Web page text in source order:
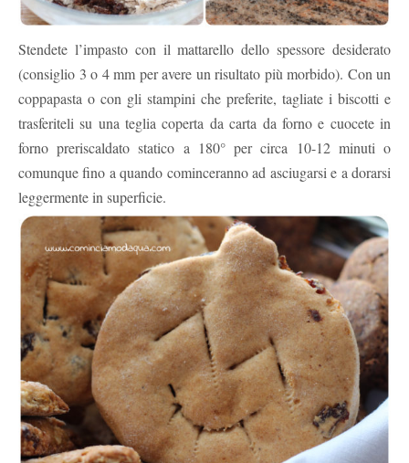
Stendete l’impasto con il mattarello dello spessore desiderato
(consiglio 3 o 4 mm per avere un risultato più morbido). Con un
coppapasta o con gli stampini che preferite, tagliate i biscotti e
trasferiteli su una teglia coperta da carta da forno e cuocete in
forno preriscaldato statico a 180° per circa 10-12 minuti o
comunque fino a quando cominceranno ad asciugarsi e a dorarsi
leggermente in superficie.